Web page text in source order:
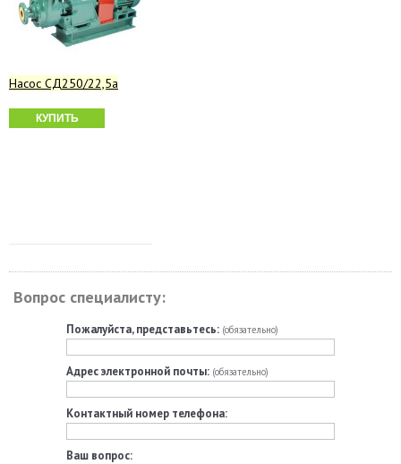
Насос СД250/22,5а
КУПИТЬ
Вопрос специалисту:
Пожалуйста, представьтесь: (обязательно)
Адрес электронной почты: (обязательно)
Контактный номер телефона:
Ваш вопрос: